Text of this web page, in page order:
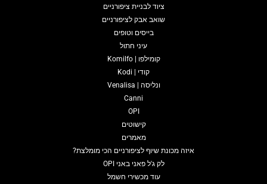
ציוד לבניית ציפורניים
שואב אבק לציפורניים
בייסים וטופים
עיני חתול
קומילפו | Komilfo
קודי | Kodi
ונליסה | Venalisa
Canni
OPI
קישוטים
מאמרים
איזה מכונת שיוף לציפורניים הכי מומלצת?
לק ג'ל פאני באני OPI
עוד מכשירי חשמל